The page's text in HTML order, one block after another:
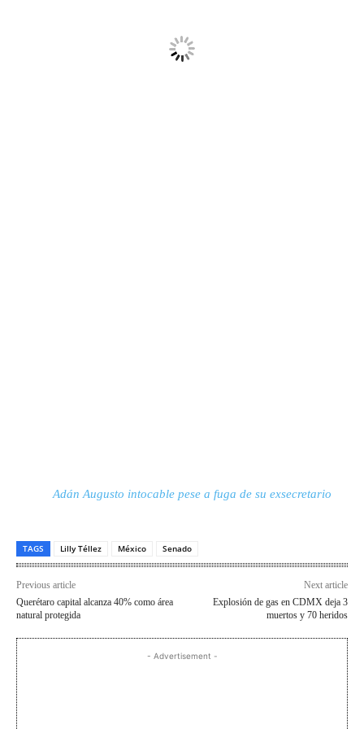
Adán Augusto intocable pese a fuga de su exsecretario
TAGS Lilly Téllez México Senado
Previous article
Querétaro capital alcanza 40% como área
natural protegida
Next article
Explosión de gas en CDMX deja 3
muertos y 70 heridos
- Advertisement -